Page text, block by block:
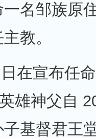
名邹族原
教。
在宣布任
雄神父自
基督君王